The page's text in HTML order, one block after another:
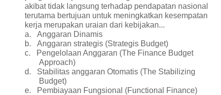
akibat tidak langsung terhadap pendapatan nasional
terutama bertujuan untuk meningkatkan kesempatan
kerja merupakan uraian dari kebijakan...
a.
Anggaran Dinamis
b.
Anggaran strategis (Strategis Budget)
c.
Pengelolaan Anggaran (The Finance Budget
Approach)
d.
Stabilitas anggaran Otomatis (The Stabilizing
Budget)
e.
Pembiayaan Fungsional (Functional Finance)